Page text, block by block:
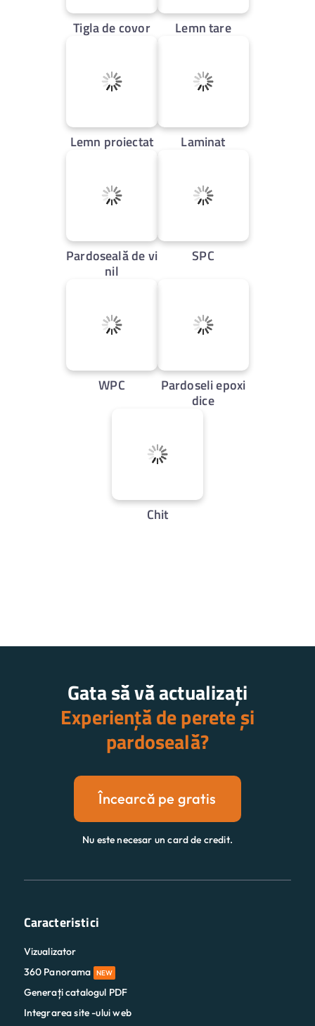
Tigla de covor Lemn tare
Lemn proiectat Laminat
Pardoseală de vi
nil
SPC
WPC
Pardoseli epoxi
dice
Chit
Gata să vă actualizați
Experiență de perete și
pardoseală?
Încearcă pe gratis
Nu este necesar un card de credit.
Caracteristici
Vizualizator
360 Panorama
NEW
Generați catalogul PDF
Integrarea site -ului web